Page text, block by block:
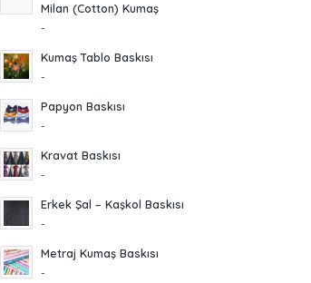
Milan (Cotton) Kumaş
-
Kumaş Tablo Baskısı
-
Papyon Baskısı
-
Kravat Baskısı
-
Erkek Şal – Kaşkol Baskısı
-
Metraj Kumaş Baskısı
-